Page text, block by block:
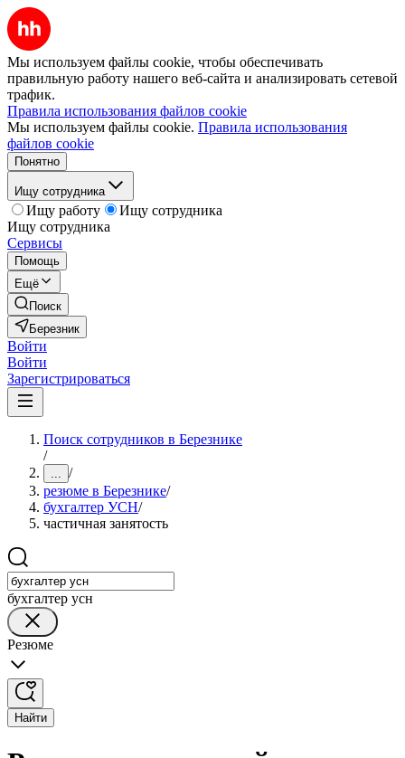
Мы используем файлы cookie, чтобы обеспечивать
правильную работу нашего веб-сайта и анализировать сетевой
трафик.
Правила использования файлов cookie
Мы используем файлы cookie. Правила использования
файлов cookie
Понятно
Ищу сотрудника
Ищу работу
Ищу сотрудника
Ищу сотрудника
Сервисы
Помощь
Ещё
Поиск
Березник
Войти
Войти
Зарегистрироваться
Поиск сотрудников в Березнике
/
... /
резюме в Березнике/
бухгалтер УСН/
частичная занятость
бухгалтер усн
Резюме
Найти